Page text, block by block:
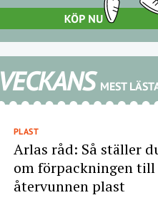
VECKANS MEST
PLAST
Arlas råd: Så ställer
om förpackningen till
återvunnen plast